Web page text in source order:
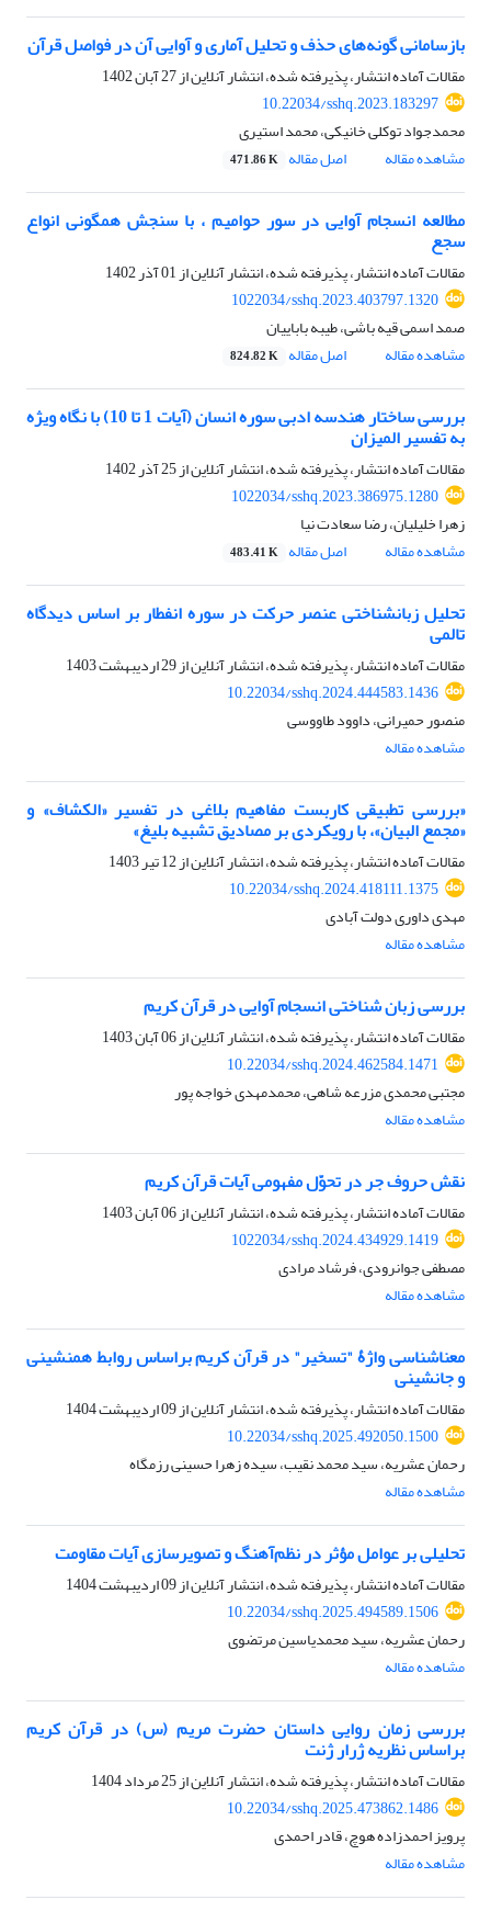
بازسامانی گونه‌های حذف و تحلیل آماری و آوایی آن در فواصل قرآن
مقالات آماده انتشار، پذیرفته شده، انتشار آنلاین از27 آبان 1402
10.22034/sshq.2023.183297
محمدجواد توکلی خانیکی، محمد استیری
مشاهده مقاله
اصل مقاله 471.86 K
مطالعه انسجام آوایی در سور حوامیم ، با سنجش همگونی انواع
سجع
مقالات آماده انتشار، پذیرفته شده، انتشار آنلاین از01 آذر 1402
1022034/sshq.2023.403797.1320
صمد اسمی قیه باشی، طیبه باباییان
مشاهده مقاله
اصل مقاله 824.82 K
بررسی ساختار هندسه ادبی سوره انسان (آیات 1 تا 10) با نگاه ویژه
به تفسیر المیزان
مقالات آماده انتشار، پذیرفته شده، انتشار آنلاین از25 آذر 1402
1022034/sshq.2023.386975.1280
زهرا خلیلیان، رضا سعادت نیا
مشاهده مقاله
اصل مقاله 483.41 K
تحلیل زبانشناختی عنصر حرکت در سوره انفطار بر اساس دیدگاه
تالمی
مقالات آماده انتشار، پذیرفته شده، انتشار آنلاین از29 اردیبهشت 1403
10.22034/sshq.2024.444583.1436
منصور حمیرانی، داوود طاووسی
مشاهده مقاله
«بررسی تطبیقی کاربست مفاهیم بلاغی در تفسیر «الکشاف» و
«مجمع البیان»، با رویکردی بر مصادیق تشبیه بلیغ»
مقالات آماده انتشار، پذیرفته شده، انتشار آنلاین از12 تیر 1403
10.22034/sshq.2024.418111.1375
مهدی داوری دولت آبادی
مشاهده مقاله
بررسی زبان شناختی انسجام آوایی در قرآن کریم
مقالات آماده انتشار، پذیرفته شده، انتشار آنلاین از06 آبان 1403
10.22034/sshq.2024.462584.1471
مجتبی محمدی مزرعه شاهی، محمدمهدی خواجه پور
مشاهده مقاله
نقش حروف جر در تحوّل مفهومی آیات قرآن کریم
مقالات آماده انتشار، پذیرفته شده، انتشار آنلاین از06 آبان 1403
1022034/sshq.2024.434929.1419
مصطفی جوانرودی، فرشاد مرادی
مشاهده مقاله
معناشناسی واژۀ "تسخیر" در قرآن کریم براساس روابط همنشینی
و جانشینی
مقالات آماده انتشار، پذیرفته شده، انتشار آنلاین از09 اردیبهشت 1404
10.22034/sshq.2025.492050.1500
رحمان عشریه، سید محمد نقیب، سیده زهرا حسینی رزمگاه
مشاهده مقاله
تحلیلی بر عوامل مؤثر در نظم‌آهنگ و تصویرسازی آیات مقاومت
مقالات آماده انتشار، پذیرفته شده، انتشار آنلاین از09 اردیبهشت 1404
10.22034/sshq.2025.494589.1506
رحمان عشریه، سید محمدیاسین مرتضوی
مشاهده مقاله
بررسی زمان روایی داستان حضرت مریم (س) در قرآن کریم
براساس نظریه ژرار ژنت
مقالات آماده انتشار، پذیرفته شده، انتشار آنلاین از25 مرداد 1404
10.22034/sshq.2025.473862.1486
پرویز احمدزاده هوچ، قادر احمدی
مشاهده مقاله